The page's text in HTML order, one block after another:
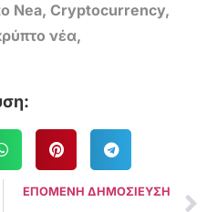
Nea, Cryptocurrency,
νέα,
ΕΠΟΜΕΝΗ ΔΗΜΟΣΙΕΥΣΗ